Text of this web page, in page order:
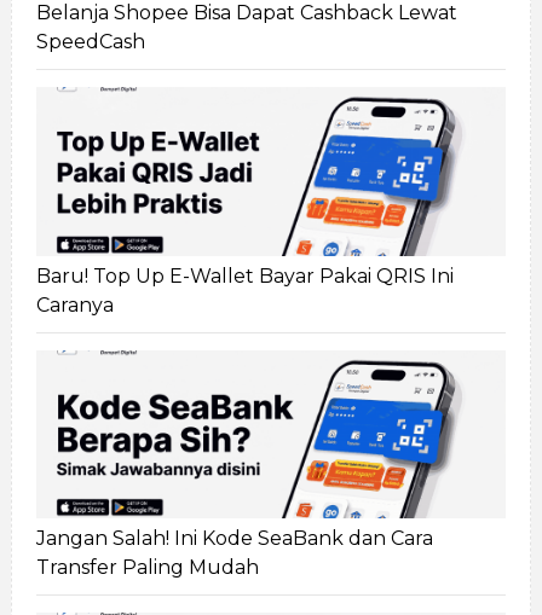
Belanja Shopee Bisa Dapat Cashback Lewat
SpeedCash
Baru! Top Up E-Wallet Bayar Pakai QRIS Ini
Caranya
Jangan Salah! Ini Kode SeaBank dan Cara
Transfer Paling Mudah